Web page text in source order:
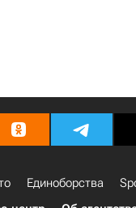
Единоборства